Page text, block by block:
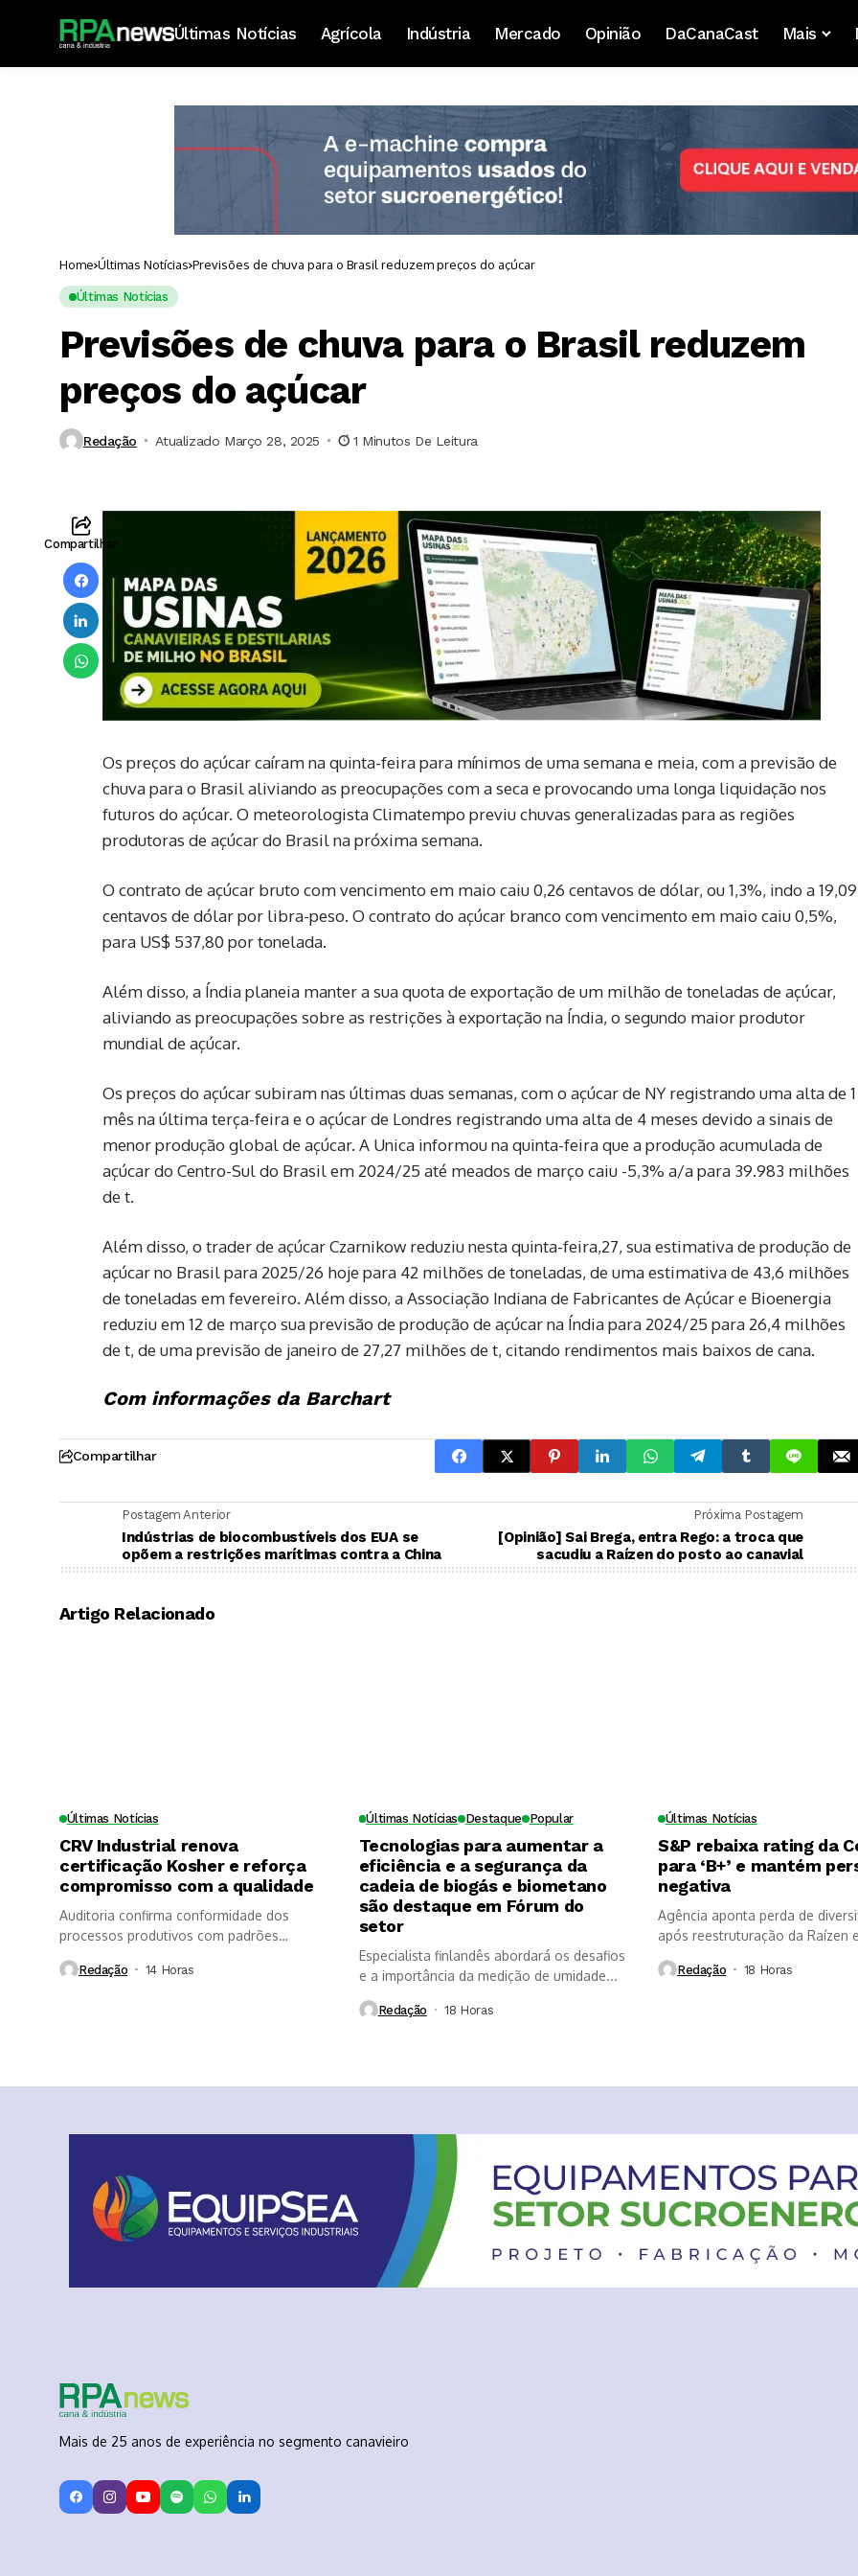
Últimas Notícias Agrícola Indústria Mercado Opinião DaCanaCast Mais
Home Últimas Notícias Previsões de chuva para o Brasil reduzem preços do açúcar
Últimas Notícias
Previsões de chuva para o Brasil reduzem
preços do açúcar
Redação Atualizado Março 28, 2025 1 Minutos De Leitura
Compartilhar
Os preços do açúcar caíram na quinta-feira para mínimos de uma semana e meia, com a previsão de
chuva para o Brasil aliviando as preocupações com a seca e provocando uma longa liquidação nos
futuros do açúcar. O meteorologista Climatempo previu chuvas generalizadas para as regiões
produtoras de açúcar do Brasil na próxima semana.
O contrato de açúcar bruto com vencimento em maio caiu 0,26 centavos de dólar, ou 1,3%, indo a 19,09
centavos de dólar por libra-peso. O contrato do açúcar branco com vencimento em maio caiu 0,5%,
para US$ 537,80 por tonelada.
Além disso, a Índia planeia manter a sua quota de exportação de um milhão de toneladas de açúcar,
aliviando as preocupações sobre as restrições à exportação na Índia, o segundo maior produtor
mundial de açúcar.
Os preços do açúcar subiram nas últimas duas semanas, com o açúcar de NY registrando uma alta de 1
mês na última terça-feira e o açúcar de Londres registrando uma alta de 4 meses devido a sinais de
menor produção global de açúcar. A Unica informou na quinta-feira que a produção acumulada de
açúcar do Centro-Sul do Brasil em 2024/25 até meados de março caiu -5,3% a/a para 39.983 milhões
de t.
Além disso, o trader de açúcar Czarnikow reduziu nesta quinta-feira,27, sua estimativa de produção de
açúcar no Brasil para 2025/26 hoje para 42 milhões de toneladas, de uma estimativa de 43,6 milhões
de toneladas em fevereiro. Além disso, a Associação Indiana de Fabricantes de Açúcar e Bioenergia
reduziu em 12 de março sua previsão de produção de açúcar na Índia para 2024/25 para 26,4 milhões
de t, de uma previsão de janeiro de 27,27 milhões de t, citando rendimentos mais baixos de cana.
Com informações da Barchart
Compartilhar
Postagem Anterior
Indústrias de biocombustíveis dos EUA se
opõem a restrições marítimas contra a China
Próxima Postagem
[Opinião] Sai Brega, entra Rego: a troca que
sacudiu a Raízen do posto ao canavial
Artigo Relacionado
Últimas Notícias
CRV Industrial renova
certificação Kosher e reforça
compromisso com a qualidade
Auditoria confirma conformidade dos
processos produtivos com padrões
Redação 14 Horas ⁮
Últimas Notícias Destaque Popular
Tecnologias para aumentar a
eficiência e a segurança da
cadeia de biogás e biometano
são destaque em Fórum do
setor
Especialista finlandês abordará os desafios
e a importância da medição de umidade...
Redação 18 Horas ⁮
Últimas Notícias
S&P rebaixa rating da
para ‘B+’ e mantém
negativa
Agência aponta perda de
após reestruturação da Raízen
Redação 18 Horas ⁮
Mais de 25 anos de experiência no segmento canavieiro